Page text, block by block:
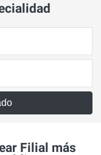
Filial más